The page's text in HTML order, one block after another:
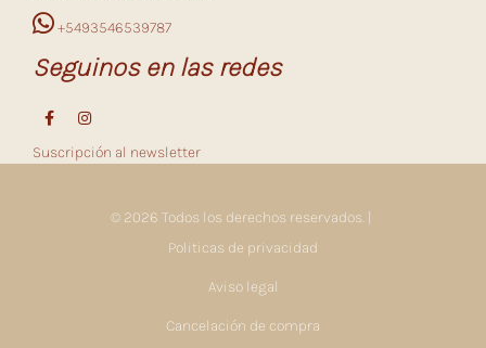
+5493546539787
Seguinos en las redes
Suscripción al newsletter
© 2026 Todos los derechos reservados. |
Politicas de privacidad
Aviso legal
Cancelación de compra